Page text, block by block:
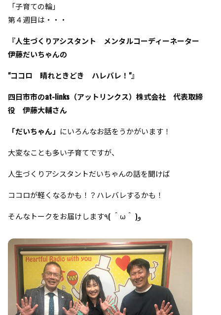
「子育ての輪」
第４週目は・・・
『人生づくりアシスタント メンタルコーディーネーター
伊藤だいちゃんの
"ココロ 晴れときどき ハレバレ！"』
四日市市のat-links（アットリンクス）株式会社 代表取締
役 伊藤大輔さん
「だいちゃん」 にいろんなお話をうかがいます！
大変なことも多い子育てですが、
人生づくりアシスタントだいちゃんの話を聞けば
ココロが軽くなるかも！？ハレバレするかも！
そんなトークをお届けします٩( ＾ω＾ )و